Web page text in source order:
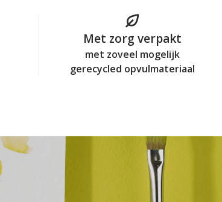
Met zorg verpakt
met zoveel mogelijk
gerecycled opvulmateriaal